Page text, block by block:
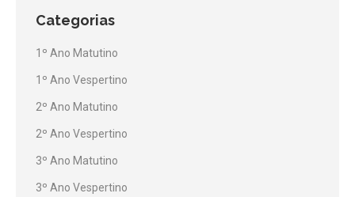
Categorias
1º Ano Matutino
1º Ano Vespertino
2º Ano Matutino
2º Ano Vespertino
3º Ano Matutino
3º Ano Vespertino